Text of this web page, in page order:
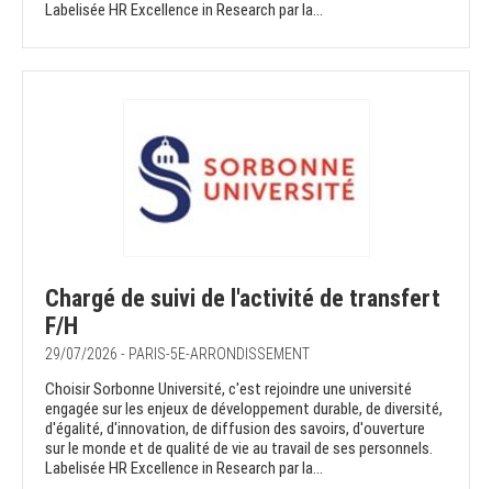
Labelisée HR Excellence in Research par la...
Chargé de suivi de l'activité de transfert
F/H
29/07/2026 - PARIS-5E-ARRONDISSEMENT
Choisir Sorbonne Université, c'est rejoindre une université
engagée sur les enjeux de développement durable, de diversité,
d'égalité, d'innovation, de diffusion des savoirs, d'ouverture
sur le monde et de qualité de vie au travail de ses personnels.
Labelisée HR Excellence in Research par la...